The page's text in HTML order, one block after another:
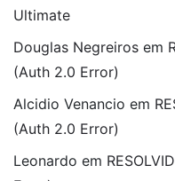
Ultimate
Douglas Negreiros em
(Auth 2.0 Error)
Alcidio Venancio em
(Auth 2.0 Error)
Leonardo em